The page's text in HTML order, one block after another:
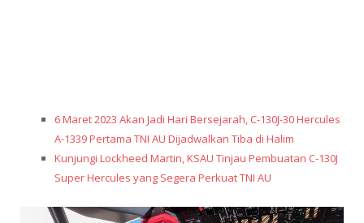
6 Maret 2023 Akan Jadi Hari Bersejarah, C-130J-30 Hercules
A-1339 Pertama TNI AU Dijadwalkan Tiba di Halim
Kunjungi Lockheed Martin, KSAU Tinjau Pembuatan C-130J
Super Hercules yang Segera Perkuat TNI AU